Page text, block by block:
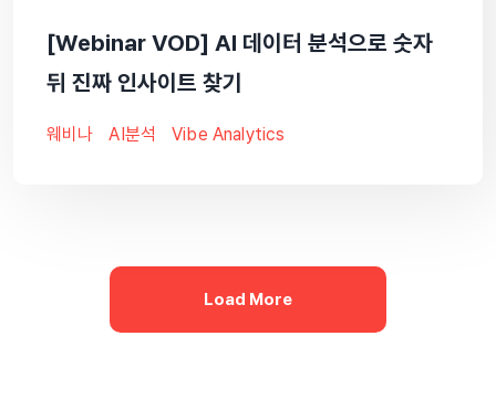
[Webinar VOD] AI 데이터 분석으로 숫자
뒤 진짜 인사이트 찾기
웨비나 AI분석 Vibe Analytics
Load More